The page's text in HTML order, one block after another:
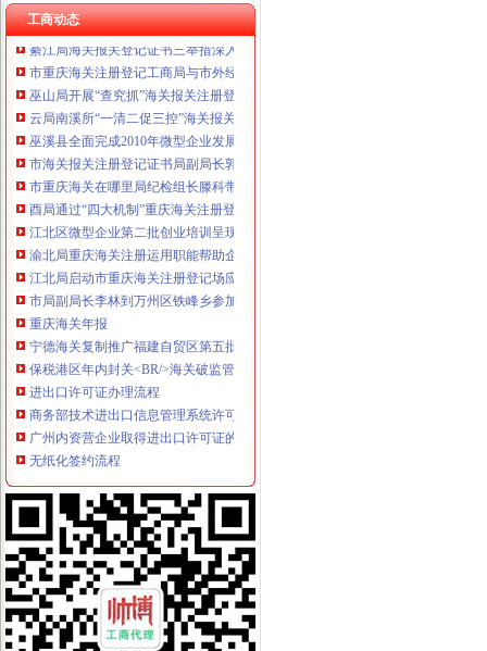
工商动态
一月份外商投资企业登记注册况
綦江局海关报关登记证书三举措深入助推微型企业发展
市重庆海关注册登记工商局与市外经贸委建立外资登记审批合作机制
巫山局开展“查究抓”海关报关注册登记证书推动各项工作
云局南溪所“一清二促三控”海关报关登记证书开展猪肉市场监管
巫溪县全面完成2010年微型企业发展工作
市海关报关注册登记证书局副局长郭翔对机关后勤服务中心支部创先争优活动
市重庆海关在哪里局纪检组长滕科带队到双桥局开展考核考察工作
酉局通过“四大机制”重庆海关注册登记积推进微型企业发展
江北区微型企业第二批创业培训呈现三点
渝北局重庆海关注册运用职能帮助企业融资八亿元
江北局启动市重庆海关注册登记场应急预案加观音桥农贸市场监管确保交易供
市局副局长李林到万州区铁峰乡参加“三进三同”海关报关登记证书“结穷亲”活动
重庆海关年报
宁德海关复制推广福建自贸区第五批创新成果_中国经济网——国家经
保税港区年内封关<BR/>海关破监管难题·重庆晨报数字报
进出口许可证办理流程
商务部技术进出口信息管理系统许可证电子申请流程-江市商务局
广州内资营企业取得进出口许可证的流程-简书
无纸化签约流程
海关无纸化通关流程_北京华晨远洋国际贸易有限责任公司
证券业务全流程无纸化解决方案[好网角文章收]
海关无纸化签约
西安海关>西安海关2013
我市企业减免所得税3.76亿元-税务频道-和讯网
无纸化报关
无纸化报关后还退还报关单吗？【退税吧】_百度贴吧
到约翰内斯堡JNB空运出口无纸化报关操作
电子口岸无纸化签约